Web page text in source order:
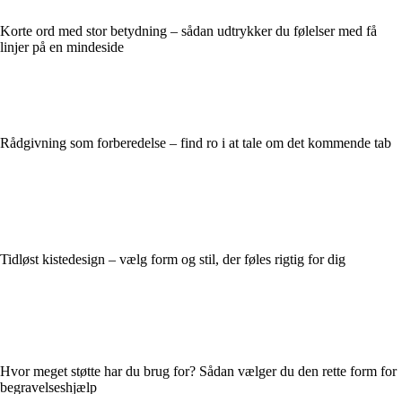
Korte ord med stor betydning – sådan udtrykker du følelser med få
linjer på en mindeside
Rådgivning som forberedelse – find ro i at tale om det kommende tab
Tidløst kistedesign – vælg form og stil, der føles rigtig for dig
Hvor meget støtte har du brug for? Sådan vælger du den rette form for
begravelseshjælp